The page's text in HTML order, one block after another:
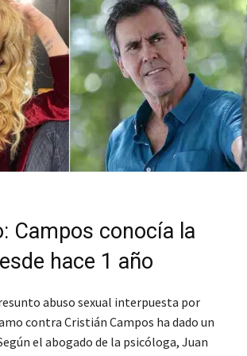
Campos conocía la
hace 1 año
abuso sexual interpuesta por
contra Cristián Campos ha dado un
el abogado de la psicóloga, Juan